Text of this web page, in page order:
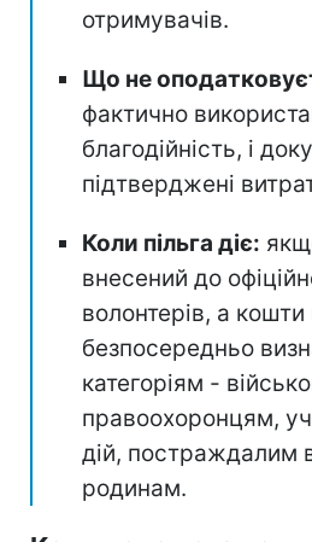
отримувачів.
Що не
фактично
благодійність, і
підтверджені
Коли пільга діє:
внесений до
волонтерів, а кошти
безпосередньо
категоріям -
правоохоронцям,
дій, постраждалим
родинам.